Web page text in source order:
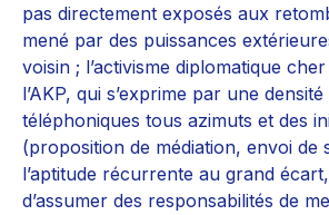
pas directement exposés aux
mené par des puissances
voisin ; l’activisme diplomatique
l’AKP, qui s’exprime par une densité
téléphoniques tous azimuts et des
(proposition de médiation, envoi de
l’aptitude récurrente au grand
d’assumer des responsabilités de